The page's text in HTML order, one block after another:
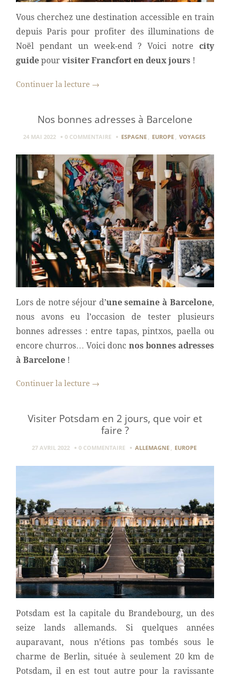
Vous cherchez une destination accessible en train
depuis Paris pour profiter des illuminations de
Noël pendant un week-end ? Voici notre city
guide pourvisiter Francfort en deux jours !
Continuer la lecture →
Nos bonnes adresses à Barcelone
24 MAI 2022 0 COMMENTAIRE ESPAGNE EUROPE VOYAGES
Lors de notre séjour d’une semaine à Barcelone,
nous avons eu l’occasion de tester plusieurs
bonnes adresses : entre tapas, pintxos, paella ou
encore churros… Voici donc nos bonnes adresses
à Barcelone !
Continuer la lecture →
Visiter Potsdam en 2 jours, que voir et
faire ?
27 AVRIL 2022 0 COMMENTAIRE ALLEMAGNE , EUROPE
Potsdam est la capitale du Brandebourg, un des
seize lands allemands. Si quelques années
auparavant, nous n’étions pas tombés sous le
charme de Berlin, située à seulement 20 km de
Potsdam, il en est tout autre pour la ravissante